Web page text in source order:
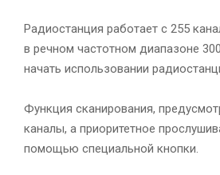
Радиостанция работает с 255
в речном частотном диапазоне
начать использовании
Функция сканирования,
каналы, а приоритетное
помощью специальной кнопки.